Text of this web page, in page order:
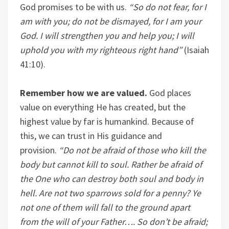
God promises to be with us. “So do not fear, for I
am with you; do not be dismayed, for I am your
God. I will strengthen you and help you; I will
uphold you with my righteous right hand”(Isaiah
41:10).
Remember how we are valued. God places
value on everything He has created, but the
highest value by far is humankind. Because of
this, we can trust in His guidance and
provision. “Do not be afraid of those who kill the
body but cannot kill to soul. Rather be afraid of
the One who can destroy both soul and body in
hell. Are not two sparrows sold for a penny? Ye
not one of them will fall to the ground apart
from the will of your Father…. So don’t be afraid;